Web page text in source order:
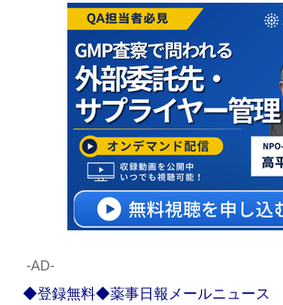
‐AD‐
◆登録無料◆薬事日報メールニュース